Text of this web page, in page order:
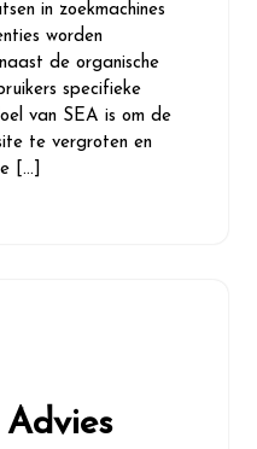
in zoekmachines
worden
de organische
specifieke
van SEA is om de
te vergroten en
[…]